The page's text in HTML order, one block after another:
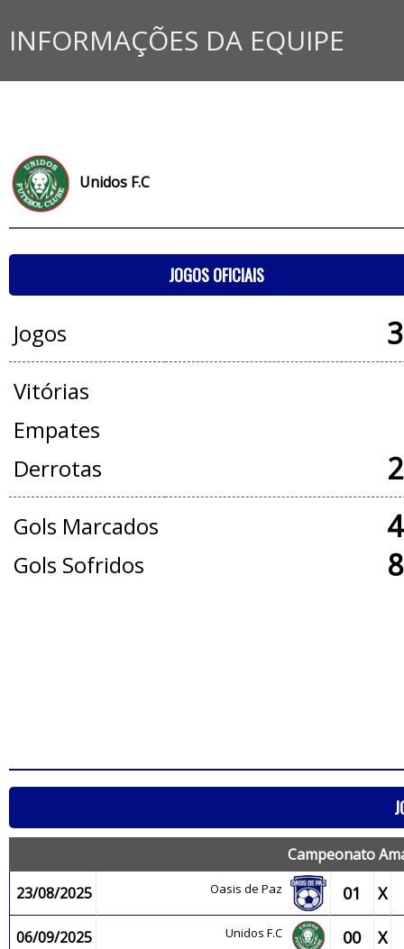
INFORMAÇÕES DA EQUIPE
Unidos F.C
JOGOS OFICIAIS
Jogos
Vitórias
Empates
Derrotas
Gols Marcados
Gols Sofridos
Campeonato
23/08/2025
Oasis de Paz 01 X
06/09/2025 Unidos F.C 00 X